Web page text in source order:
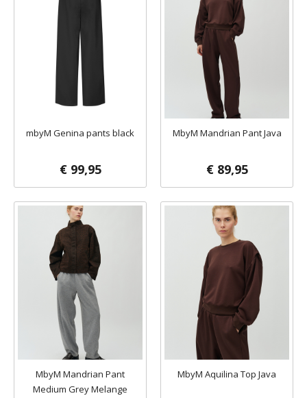
mbyM Genina pants black
€ 99,95
MbyM Mandrian Pant Java
€ 89,95
MbyM Mandrian Pant
Medium Grey Melange
MbyM Aquilina Top Java